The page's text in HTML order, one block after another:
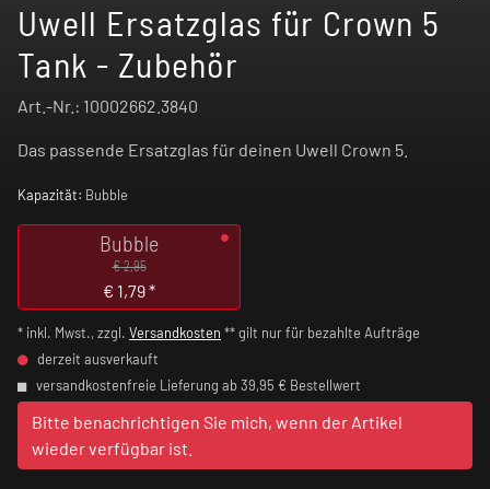
Uwell Ersatzglas für Crown 5
Tank - Zubehör
Art.-Nr.: 10002662.3840
Das passende Ersatzglas für deinen Uwell Crown 5.
Kapazität: Bubble
Bubble
€ 2,95
€ 1,79*
* inkl. Mwst., zzgl. Versandkosten ** gilt nur für bezahlte Aufträge
derzeit ausverkauft
versandkostenfreie Lieferung ab 39,95 € Bestellwert
Bitte benachrichtigen Sie mich, wenn der Artikel
wieder verfügbar ist.